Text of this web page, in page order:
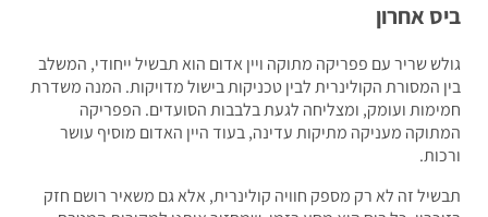
אחרון
שריר עם פפריקה מתוקה ויין אדום הוא תבשיל ייחודי, המשלב
המסורת הקולינרית לבין טכניקות בישול מדויקות. המנה משדרת
ועומק, ומצליחה לגעת בלבבות הסועדים. הפפריקה
מעניקה מתיקות עדינה, בעוד היין האדום מוסיף עושר
זה לא רק מספק חוויה קולינרית, אלא גם משאיר רושם חזק